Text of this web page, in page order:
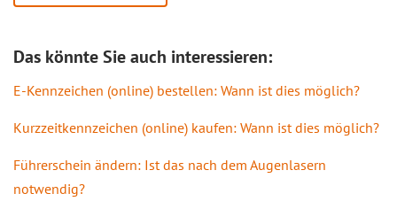
Das könnte Sie auch interessieren:
E-Kennzeichen (online) bestellen: Wann ist dies möglich?
Kurzzeitkennzeichen (online) kaufen: Wann ist dies möglich?
Führerschein ändern: Ist das nach dem Augenlasern
notwendig?